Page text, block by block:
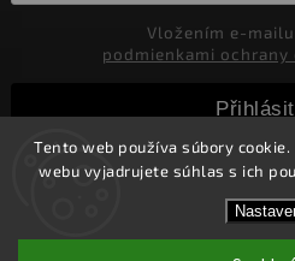
Tento web používa súbory
webu vyjadrujete súhlas s ich
podmienkami
Marco Moralli.
Upravit